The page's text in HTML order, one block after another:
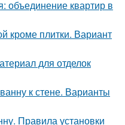
объединение квартир в
кроме плитки. Вариант
для отделок
к стене. Варианты
Правила установки